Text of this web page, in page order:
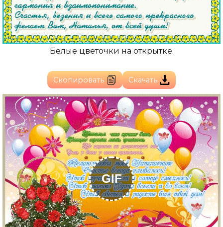
Белые цветочки на открытке.
Скопировать Скачать
GIF